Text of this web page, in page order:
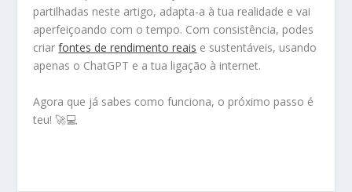
partilhadas neste artigo, adapta-a à tua realidade e vai
aperfeiçoando com o tempo. Com consistência, podes
criarfontes de rendimento reais e sustentáveis, usando
apenas o ChatGPT e a tua ligação à internet.
Agora que já sabes como funciona, o próximo passo é
teu! 🚀💻